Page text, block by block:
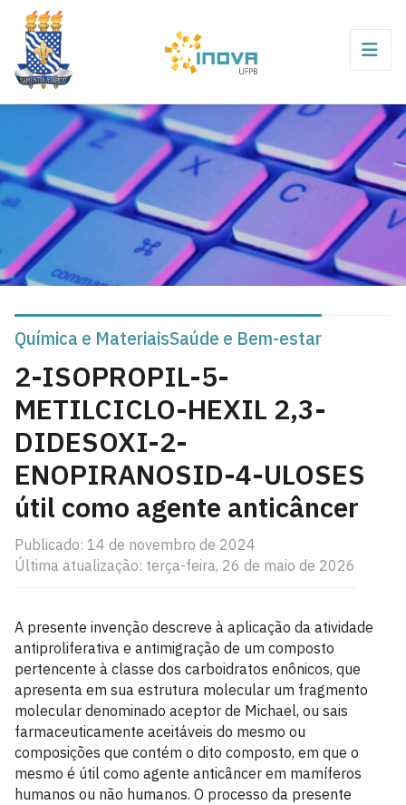
Química e MateriaisSaúde e Bem-estar
2-ISOPROPIL-5-
METILCICLO-HEXIL 2,3-
DIDESOXI-2-
ENOPIRANOSID-4-ULOSES
útil como agente anticâncer
Publicado: 14 de novembro de 2024
Última atualização: terça-feira, 26 de maio de 2026
A presente invenção descreve à aplicação da atividade
antiproliferativa e antimigração de um composto
pertencente à classe dos carboidratos enônicos, que
apresenta em sua estrutura molecular um fragmento
molecular denominado aceptor de Michael, ou sais
farmaceuticamente aceitáveis do mesmo ou
composições que contém o dito composto, em que o
mesmo é útil como agente anticâncer em mamíferos
humanos ou não humanos. O processo da presente